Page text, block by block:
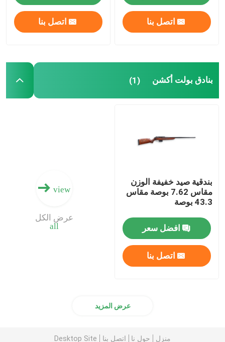
بنادق نصف آلية
بنادق طلقة واحدة
ذخيرة البندقية
البصريات بندقية
اتصل بنا اتصل بنا
بنادق بولت أكشن (1)
بندقية صيد خفيفة الوزن
مقاس 7.62 بوصة مقاس
43.3 بوصة
افضل سعر
اتصل بنا
view
all
عرض الكل
عرض المزيد
منزل حول نا اتصل بنا Desktop Site